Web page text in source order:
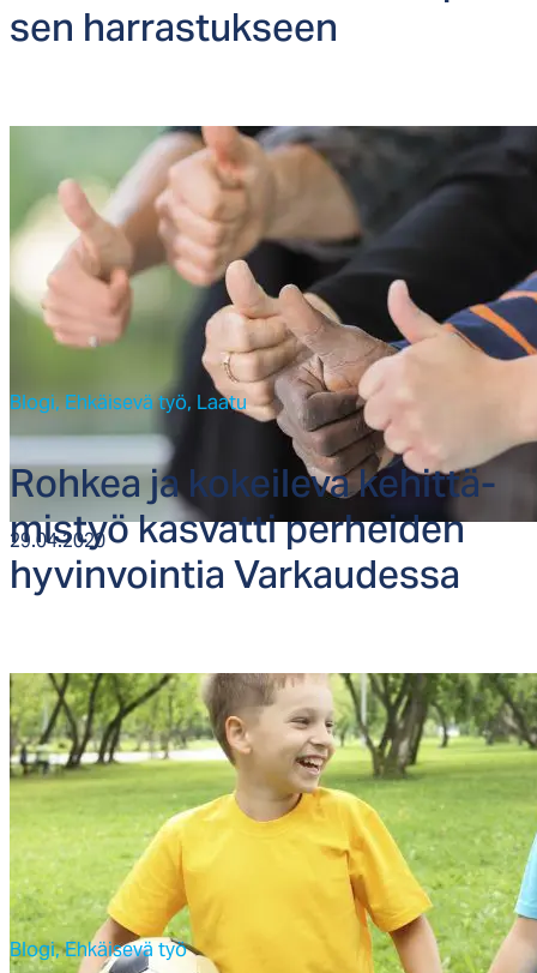
sen har­ras­tuk­seen
29.04.2020
Blogi,Ehkäisevä työ, Laatu
Roh­kea ja ko­kei­le­va ke­hit­tä­
mis­työ kas­vat­ti per­hei­den
hy­vin­voin­tia Var­kau­des­sa
Blogi,Ehkäisevä työ